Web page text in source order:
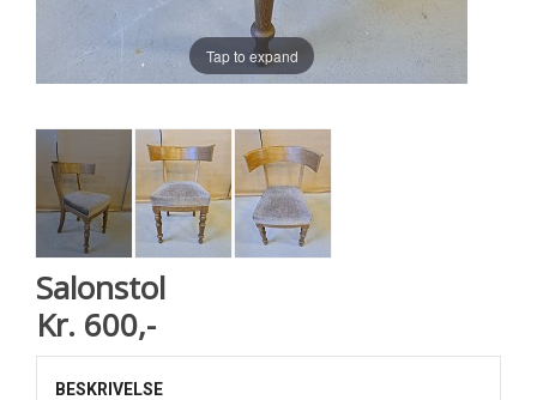
Tap to expand
Salonstol
Kr. 600,-
BESKRIVELSE